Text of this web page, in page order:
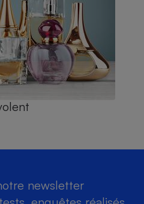
newsletter